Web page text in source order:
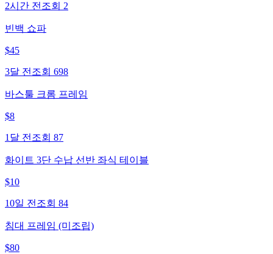
2시간 전 조회 2
빈백 쇼파
$45
3달 전 조회 698
바스툴 크롬 프레임
$8
1달 전 조회 87
화이트 3단 수납 선반 좌식 테이블
$10
10일 전 조회 84
침대 프레임 (미조립)
$80